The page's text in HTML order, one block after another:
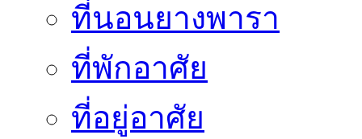
ที่นอนยางพารา
ที่พักอาศัย
ที่อยู่อาศัย